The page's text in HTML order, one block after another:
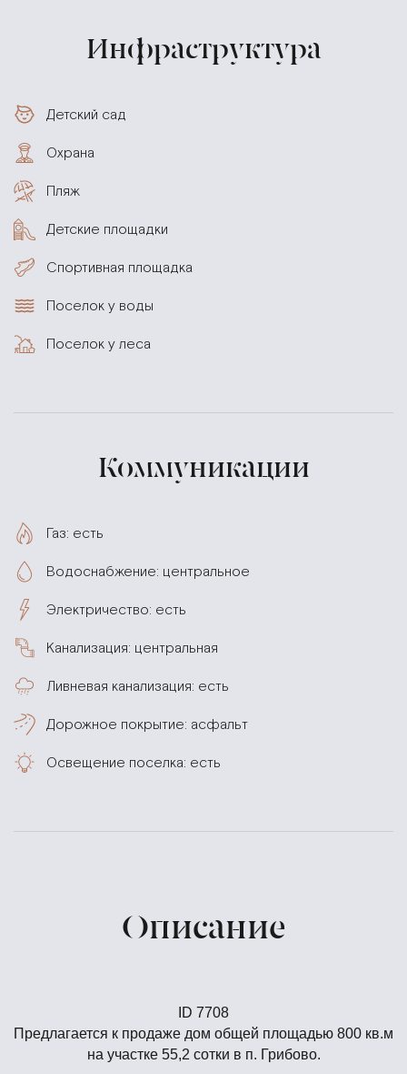
Инфраструктура
Детский сад
Охрана
Пляж
Детские площадки
Спортивная площадка
Поселок у воды
Поселок у леса
Коммуникации
Газ: есть
Водоснабжение: центральное
Электричество: есть
Канализация: центральная
Ливневая канализация: есть
Дорожное покрытие: асфальт
Освещение поселка: есть
Описание
ID 7708
Предлагается к продаже дом общей площадью 800 кв.м
на участке 55,2 сотки в п. Грибово.